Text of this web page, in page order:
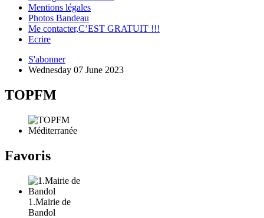
Mentions légales
Photos Bandeau
Me contacter,C’EST GRATUIT !!!
Ecrire
S'abonner
Wednesday 07 June 2023
TOPFM
Favoris
1.Mairie de
Bandol